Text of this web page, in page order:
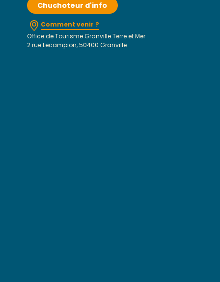
Chuchoteur d'info
Comment venir ?
Office de Tourisme Granville Terre et Mer
2 rue Lecampion, 50400 Granville